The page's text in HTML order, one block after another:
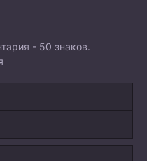
- 50 знаков.